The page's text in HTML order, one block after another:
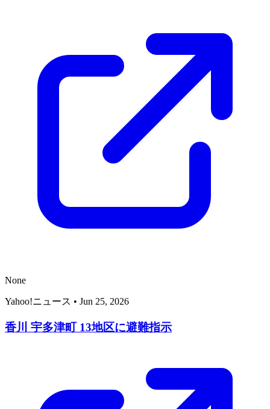
None
Yahoo!ニュース • Jun 25, 2026
香川 宇多津町 13地区に避難指示